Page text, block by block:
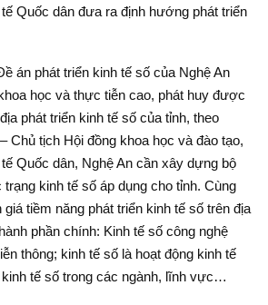
Quốc dân đưa ra định hướng phát triển
án phát triển kinh tế số của Nghệ An
học và thực tiễn cao, phát huy được
phát triển kinh tế số của tỉnh, theo
Chủ tịch Hội đồng khoa học và đào tạo,
Quốc dân, Nghệ An cần xây dựng bộ
kinh tế số áp dụng cho tỉnh. Cùng
tiềm năng phát triển kinh tế số trên địa
phần chính: Kinh tế số công nghệ
thông; kinh tế số là hoạt động kinh tế
tế số trong các ngành, lĩnh vực…